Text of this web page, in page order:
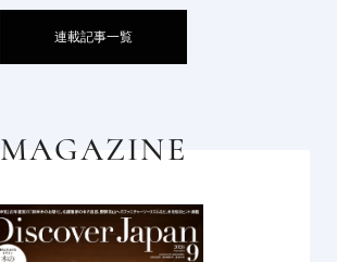
連載記事一覧
MAGAZINE